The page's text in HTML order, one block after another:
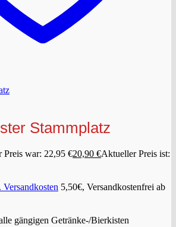
Stammplatz
Preis war: 22,95 €20,90 €Aktueller Preis ist:
Versandkosten 5,50€, Versandkostenfrei ab
gängigen Getränke-/Bierkisten